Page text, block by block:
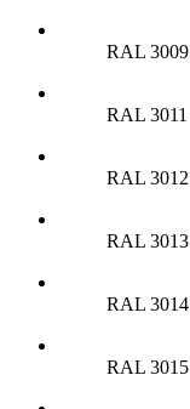
RAL 3009
RAL 3011
RAL 3012
RAL 3013
RAL 3014
RAL 3015